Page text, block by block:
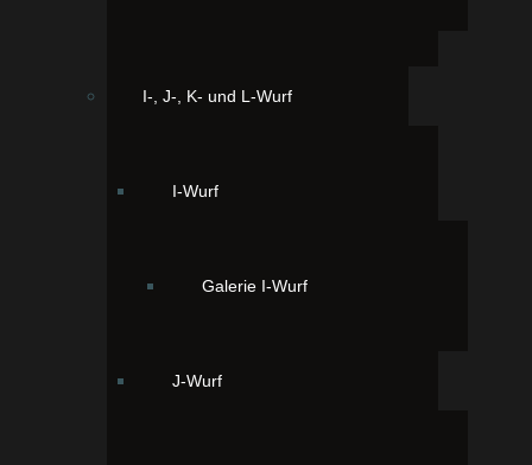
I-, J-, K- und L-Wurf
I-Wurf
Galerie I-Wurf
J-Wurf